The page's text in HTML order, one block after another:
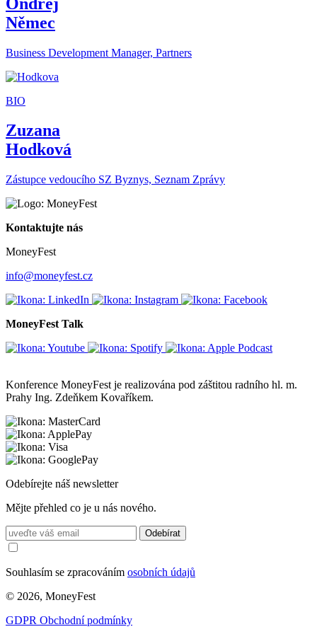
Němec
Business Development Manager, Partners
BIO
Zuzana
Hodková
Zástupce vedoucího SZ Byznys, Seznam Zprávy
Kontaktujte nás
MoneyFest
info@moneyfest.cz
MoneyFest Talk
Konference MoneyFest je realizována pod záštitou radního hl. m.
Prahy Ing. Zdeňkem Kovaříkem.
Odebírejte náš newsletter
Mějte přehled co je u nás nového.
Odebírat
Souhlasím se zpracováním osobních údajů
© 2026, MoneyFest
GDPR Obchodní podmínky